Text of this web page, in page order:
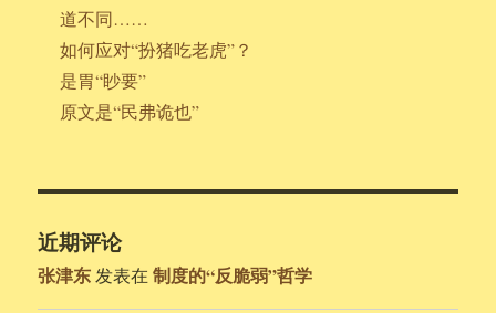
道不同……
如何应对“扮猪吃老虎”？
是胃“眇要”
原文是“民弗诡也”
近期评论
张津东 发表在制度的“反脆弱”哲学